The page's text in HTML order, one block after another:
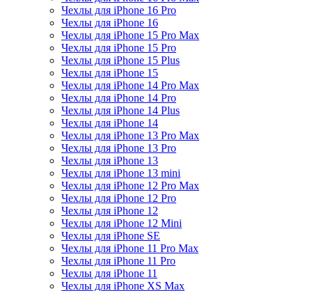
Чехлы для iPhone 16 Pro
Чехлы для iPhone 16
Чехлы для iPhone 15 Pro Max
Чехлы для iPhone 15 Pro
Чехлы для iPhone 15 Plus
Чехлы для iPhone 15
Чехлы для iPhone 14 Pro Max
Чехлы для iPhone 14 Pro
Чехлы для iPhone 14 Plus
Чехлы для iPhone 14
Чехлы для iPhone 13 Pro Max
Чехлы для iPhone 13 Pro
Чехлы для iPhone 13
Чехлы для iPhone 13 mini
Чехлы для iPhone 12 Pro Max
Чехлы для iPhone 12 Pro
Чехлы для iPhone 12
Чехлы для iPhone 12 Mini
Чехлы для iPhone SE
Чехлы для iPhone 11 Pro Max
Чехлы для iPhone 11 Pro
Чехлы для iPhone 11
Чехлы для iPhone XS Max